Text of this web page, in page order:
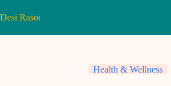
to
Desi Rasoi
Health & Wellness